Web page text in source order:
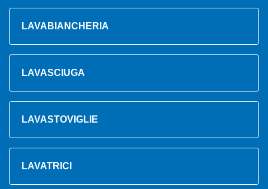
LAVABIANCHERIA
LAVASCIUGA
LAVASTOVIGLIE
LAVATRICI